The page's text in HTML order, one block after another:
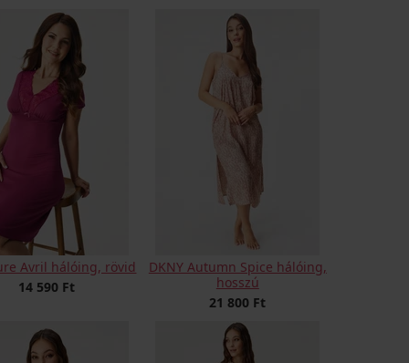
Avril hálóing, rövid
14 590 Ft
DKNY Autumn Spice hálóing,
hosszú
21 800 Ft